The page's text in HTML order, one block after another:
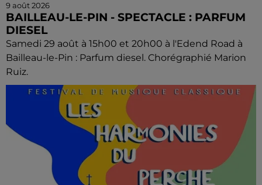
9 août 2026
BAILLEAU-LE-PIN - SPECTACLE : PARFUM
DIESEL
Samedi 29 août à 15h00 et 20h00 à l'Edend Road à
Bailleau-le-Pin : Parfum diesel. Chorégraphié Marion
Ruiz.